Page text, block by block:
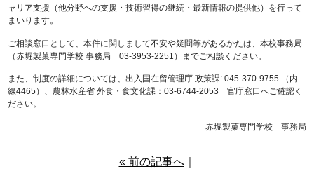
ャリア支援（他分野への支援・技術習得の継続・最新情報の提供他）を行って
まいります。
ご相談窓口として、本件に関しまして不安や疑問等があるかたは、本校事務局
（赤堀製菓専門学校 事務局 03-3953-2251）までご相談ください。
また、制度の詳細については、出入国在留管理庁 政策課: 045-370-9755 （内
線4465）、農林水産省 外食・食文化課：03-6744-2053 官庁窓口へご確認く
ださい。
赤堀製菓専門学校 事務局
« 前の記事へ｜